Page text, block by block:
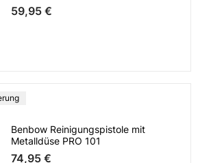
59,95 €
Benbow Reinigungspistole mit
Metalldüse PRO 101
74,95 €